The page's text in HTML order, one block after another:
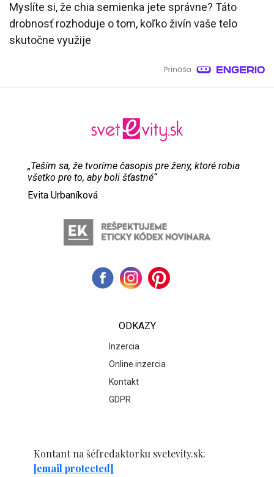
Myslíte si, že chia semienka jete správne? Táto
drobnosť rozhoduje o tom, koľko živín vaše telo
skutočne využije
„Teším sa, že tvoríme časopis pre ženy, ktoré robia
všetko pre to, aby boli šťastné“
Evita Urbaníková
ODKAZY
Inzercia
Online inzercia
Kontakt
GDPR
Kontant na šéfredaktorku svetevity.sk:
[email protected]